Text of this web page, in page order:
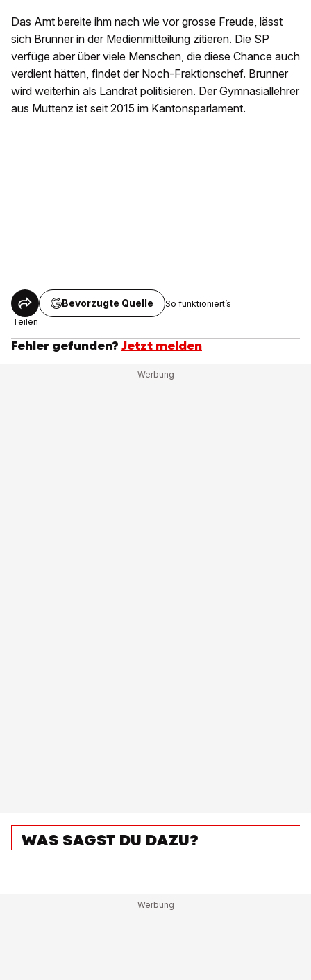
Das Amt bereite ihm nach wie vor grosse Freude, lässt
sich Brunner in der Medienmitteilung zitieren. Die SP
verfüge aber über viele Menschen, die diese Chance auch
verdient hätten, findet der Noch-Fraktionschef. Brunner
wird weiterhin als Landrat politisieren. Der Gymnasiallehrer
aus Muttenz ist seit 2015 im Kantonsparlament.
Teilen
Bevorzugte Quelle So funktioniert’s
Fehler gefunden? Jetzt melden
WAS SAGST DU DAZU?